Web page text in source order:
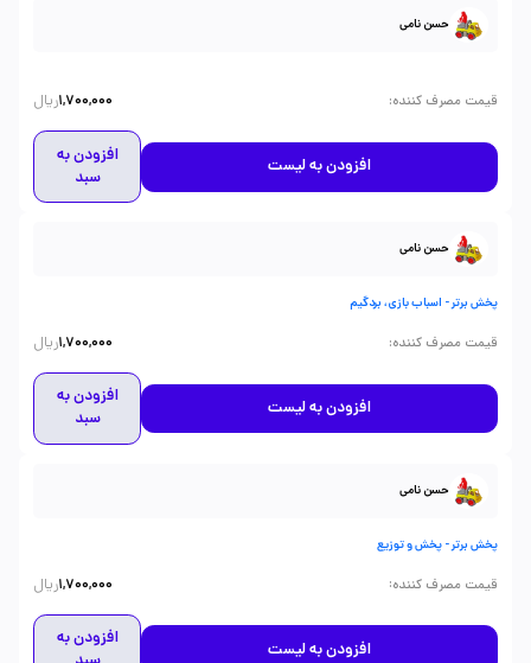
حسن نامی
قیمت مصرف کننده:
1,700,000ریال
افزودن به لیست
افزودن به
سبد
حسن نامی
پخش برتر - اسباب بازی، بردگیم
قیمت مصرف کننده:
1,700,000ریال
افزودن به لیست
افزودن به
سبد
حسن نامی
پخش برتر - پخش و توزیع
قیمت مصرف کننده:
1,700,000ریال
افزودن به لیست
افزودن به